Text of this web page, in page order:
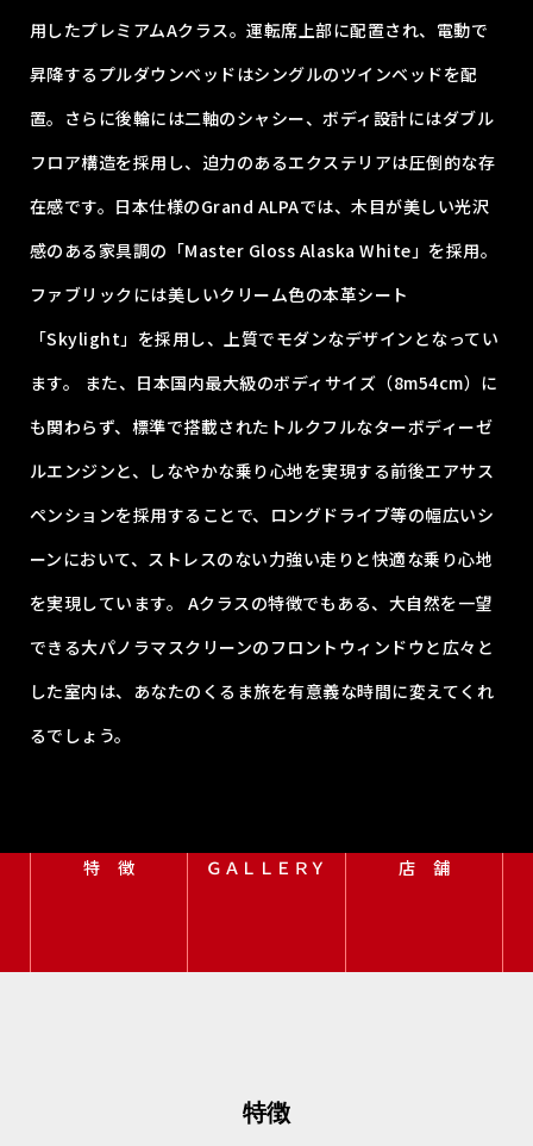
用したプレミアムAクラス。運転席上部に配置され、電動で
昇降するプルダウンベッドはシングルのツインベッドを配
置。さらに後輪には二軸のシャシー、ボディ設計にはダブル
フロア構造を採用し、迫力のあるエクステリアは圧倒的な存
在感です。日本仕様のGrand ALPAでは、木目が美しい光沢
感のある家具調の「Master Gloss Alaska White」を採用。
ファブリックには美しいクリーム色の本革シート
「Skylight」を採用し、上質でモダンなデザインとなってい
ます。 また、日本国内最大級のボディサイズ（8m54cm）に
も関わらず、標準で搭載されたトルクフルなターボディーゼ
ルエンジンと、しなやかな乗り心地を実現する前後エアサス
ペンションを採用することで、ロングドライブ等の幅広いシ
ーンにおいて、ストレスのない力強い走りと快適な乗り心地
を実現しています。 Aクラスの特徴でもある、大自然を一望
できる大パノラマスクリーンのフロントウィンドウと広々と
した室内は、あなたのくるま旅を有意義な時間に変えてくれ
るでしょう。
特 徴 ＧＡＬＬＥＲＹ 店 舗
特徴